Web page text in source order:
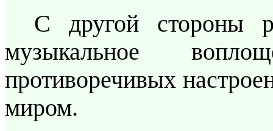
С другой стороны
музыкальное
противоречивых
миром.